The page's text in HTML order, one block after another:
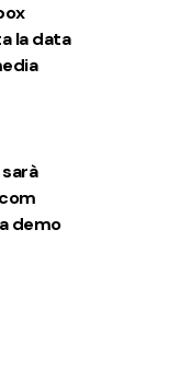
la data
demo